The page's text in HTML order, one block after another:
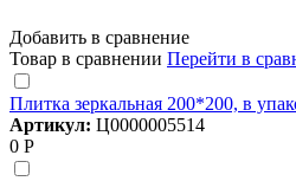
Добавить в сравнение
Товар в сравнении Перейти в
Плитка зеркальная 200*200, в
Артикул: Ц0000005514
0 Р